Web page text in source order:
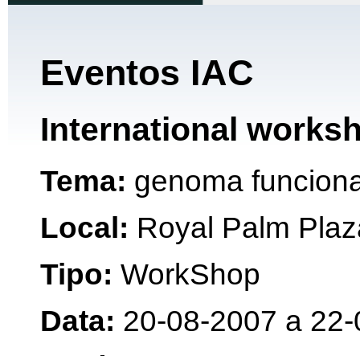
Eventos IAC
International
Tema: genoma
Local: Royal Palm
Tipo: WorkShop
Data: 20-08-2007 a